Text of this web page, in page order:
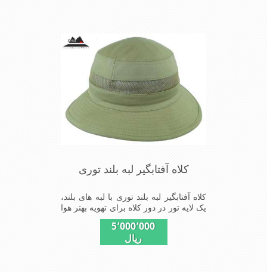
کلاه آفتابگیر لبه بلند توری
کلاه آفتابگیر لبه بلند توری با لبه های بلند،
یک لایه تور در دور کلاه برای تهویه بهتر هوا
و خنکی بیشتر سر در استفاده های طولانی
از این کلاه مفید می باشد
5٬000٬000
ریال